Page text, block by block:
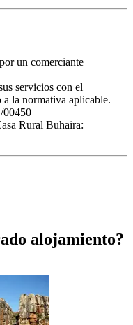
un comerciante
servicios con el
la normativa aplicable.
00450
Rural Buhaira:
alojamiento?